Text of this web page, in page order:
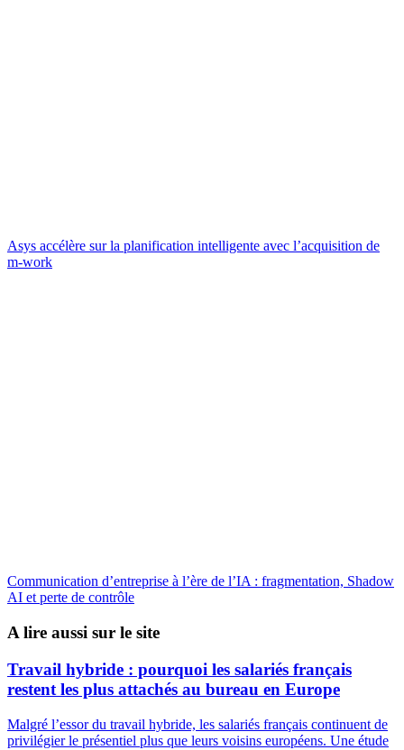
Asys accélère sur la planification intelligente avec l’acquisition de
m-work
Communication d’entreprise à l’ère de l’IA : fragmentation, Shadow
AI et perte de contrôle
A lire aussi sur le site
Travail hybride : pourquoi les salariés français
restent les plus attachés au bureau en Europe
Malgré l’essor du travail hybride, les salariés français continuent de
privilégier le présentiel plus que leurs voisins européens. Une étude